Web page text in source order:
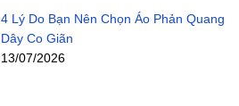
4 Lý Do Bạn Nên Chọn Áo Phản Quang
Dây Co Giãn
13/07/2026